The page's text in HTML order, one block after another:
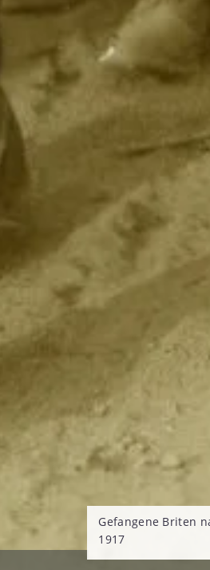
Gefangene Briten
1917